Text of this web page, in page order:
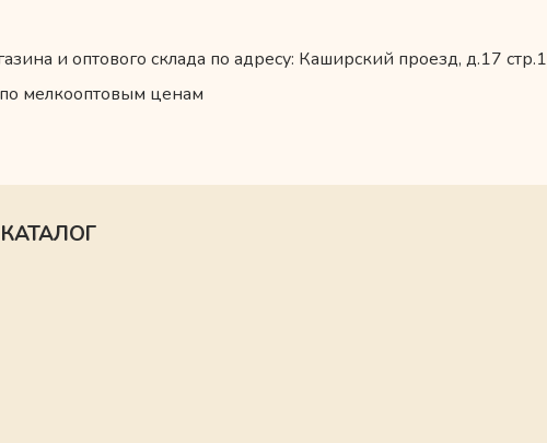
и оптового склада по адресу: Каширский проезд, д.17 стр.1
мелкооптовым ценам
КАТАЛОГ